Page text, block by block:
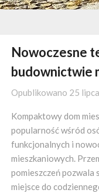
Nowoczesne
budownictwie
Opublikowano 25
Kompaktowy dom
popularność wśród
funkcjonalnych i
mieszkaniowych.
pomieszczeń
miejsce do